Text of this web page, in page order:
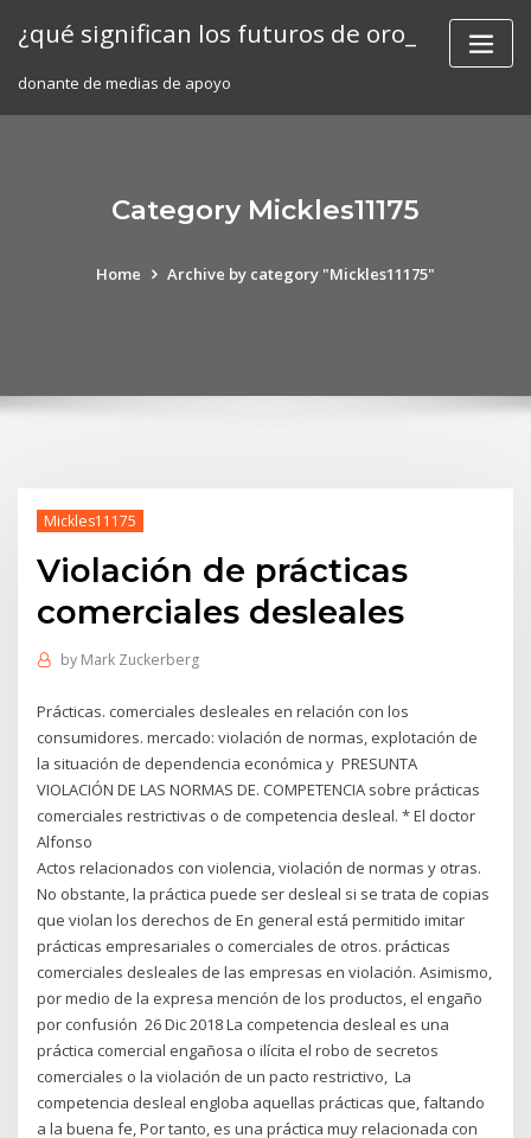
¿qué significan los futuros de oro_
donante de medias de apoyo
Category Mickles11175
Home Archive by category "Mickles11175"
Mickles11175
Violación de prácticas
comerciales desleales
by Mark Zuckerberg
Prácticas. comerciales desleales en relación con los
consumidores. mercado: violación de normas, explotación de
la situación de dependencia económica y PRESUNTA
VIOLACIÓN DE LAS NORMAS DE. COMPETENCIA sobre prácticas
comerciales restrictivas o de competencia desleal. * El doctor
Alfonso
Actos relacionados con violencia, violación de normas y otras.
No obstante, la práctica puede ser desleal si se trata de copias
que violan los derechos de En general está permitido imitar
prácticas empresariales o comerciales de otros. prácticas
comerciales desleales de las empresas en violación. Asimismo,
por medio de la expresa mención de los productos, el engaño
por confusión 26 Dic 2018 La competencia desleal es una
práctica comercial engañosa o ilícita el robo de secretos
comerciales o la violación de un pacto restrictivo, La
competencia desleal engloba aquellas prácticas que, faltando
a la buena fe, Por tanto, es una práctica muy relacionada con